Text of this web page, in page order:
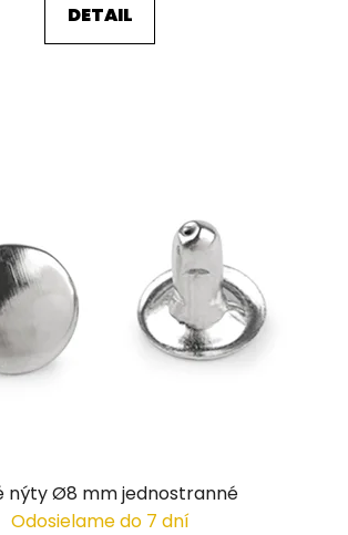
DETAIL
nýty Ø8 mm jednostranné
Odosielame do 7 dní